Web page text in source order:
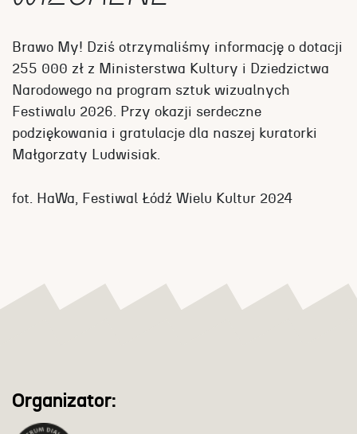
Brawo My! Dziś otrzymaliśmy informację o dotacji
255 000 zł z Ministerstwa Kultury i Dziedzictwa
Narodowego na program sztuk wizualnych
Festiwalu 2026. Przy okazji serdeczne
podziękowania i gratulacje dla naszej kuratorki
Małgorzaty Ludwisiak.
fot. HaWa, Festiwal Łódź Wielu Kultur 2024
Organizator: